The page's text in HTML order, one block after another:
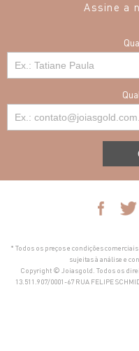
Assine a
* Todos os preços e condições
sujeitas à análise e
Copyright © Joiasgold. Todos os
13.511.907/0001-67 RUA FELIPE